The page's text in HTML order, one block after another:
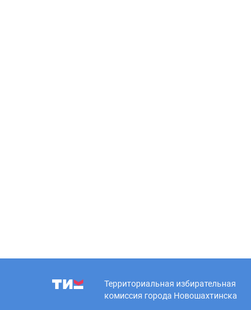
Территориальная избирательная
комиссия города Новошахтинска